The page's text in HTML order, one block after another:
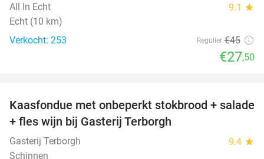
All In Echt 9.1 star
Echt (10 km)
Verkocht: 253
Regulier €45
€27,50
44%
Kaasfondue met onbeperkt stokbrood + salade
+ fles wijn bij Gasterij Terborgh
Gasterij Terborgh 9.4 star
Schinnen